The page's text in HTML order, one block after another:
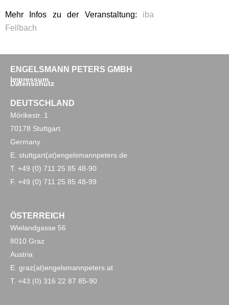
Mehr Infos zu der Veranstaltung: iba
Fellbach
ENGELSMANN PETERS GMBH
Impressum
Datenschutz
DEUTSCHLAND
Mörikestr. 1
70178 Stuttgart
Germany
E. stuttgart(at)engelsmannpeters.de
T. +49 (0) 711 25 85 48-90
F. +49 (0) 711 25 85 48-99
ÖSTERREICH
Wielandgasse 56
8010 Graz
Austria
E. graz(at)engelsmannpeters.at
T. +43 (0) 316 22 87 85-90